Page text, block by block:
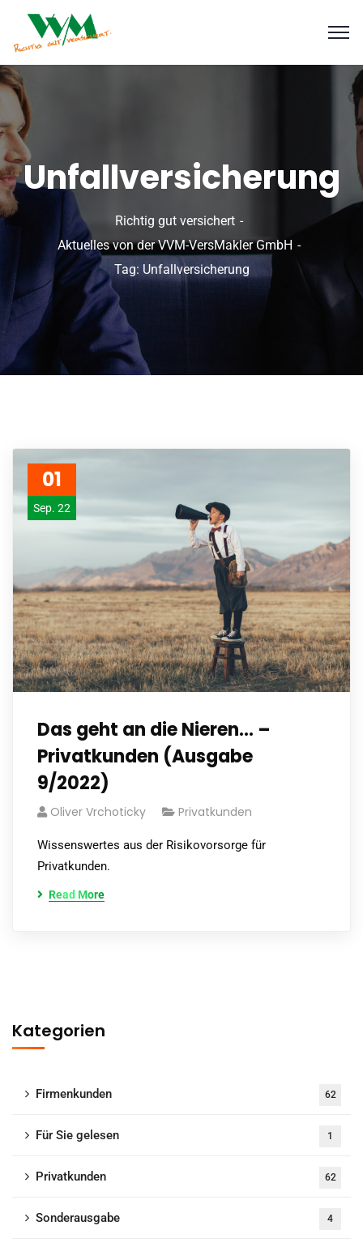
Unfallversicherung
Richtig gut versichert
Aktuelles von der VVM-VersMakler GmbH
Tag: Unfallversicherung
01
Sep. 22
Das geht an die Nieren… –
Privatkunden (Ausgabe
9/2022)
Oliver Vrchoticky Privatkunden
Wissenswertes aus der Risikovorsorge für
Privatkunden.
Read More
Kategorien
Firmenkunden 62
Für Sie gelesen 1
Privatkunden 62
Sonderausgabe 4